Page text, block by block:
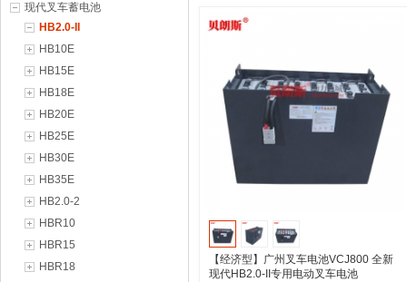
现代叉车蓄电池
HB2.0-II
HB10E
HB15E
HB18E
HB20E
HB25E
HB30E
HB35E
HB2.0-2
HBR10
HBR15
HBR18
【经济型】广州叉车电池VCJ800 全新
现代HB2.0-II专用电动叉车电池